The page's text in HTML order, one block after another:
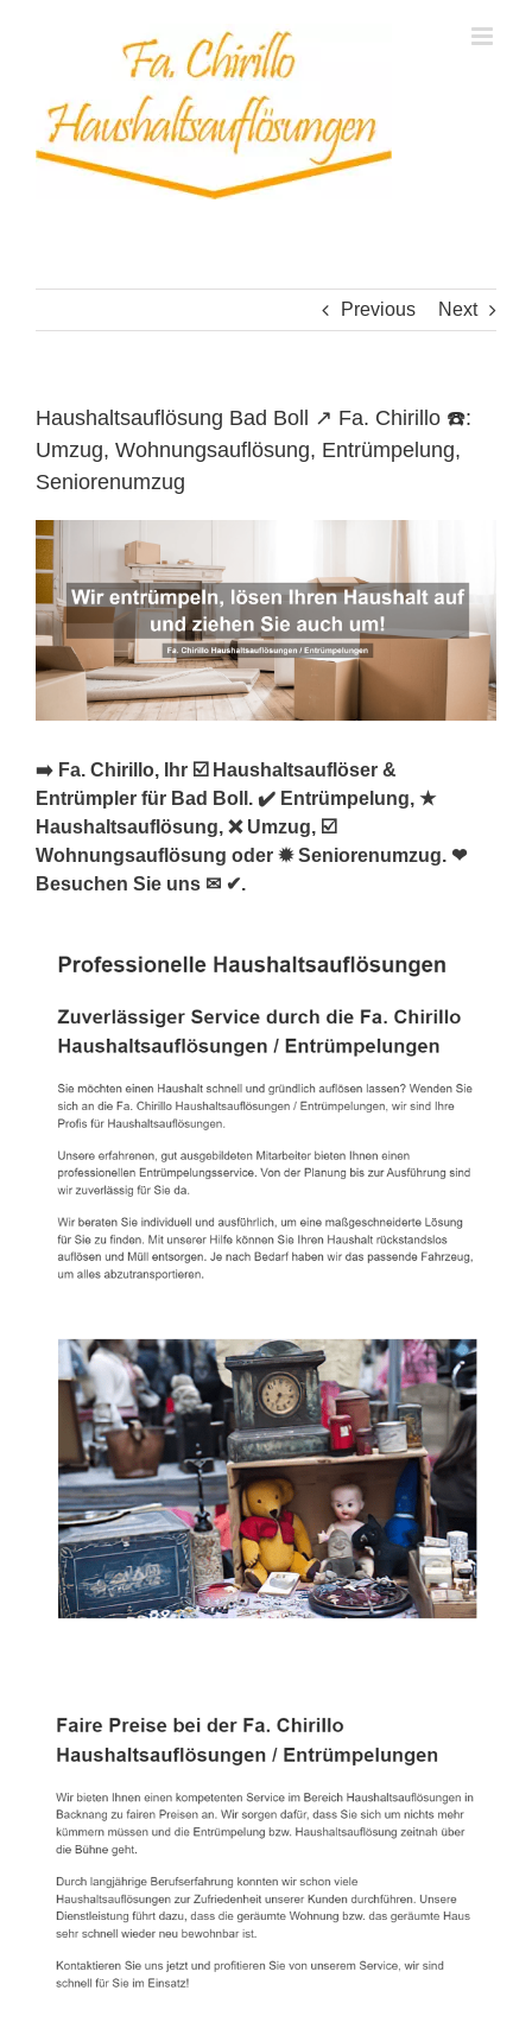
Previous Next
Haushaltsauflösung Bad Boll ↗️ Fa. Chirillo ☎️:
Umzug, Wohnungsauflösung, Entrümpelung,
Seniorenumzug
➡️ Fa. Chirillo, Ihr ☑️ Haushaltsauflöser &
Entrümpler für Bad Boll. ✔️ Entrümpelung, ★
Haushaltsauflösung, ❌ Umzug, ☑️
Wohnungsauflösung oder ✹ Seniorenumzug. ❤
Besuchen Sie uns ✉ ✔.